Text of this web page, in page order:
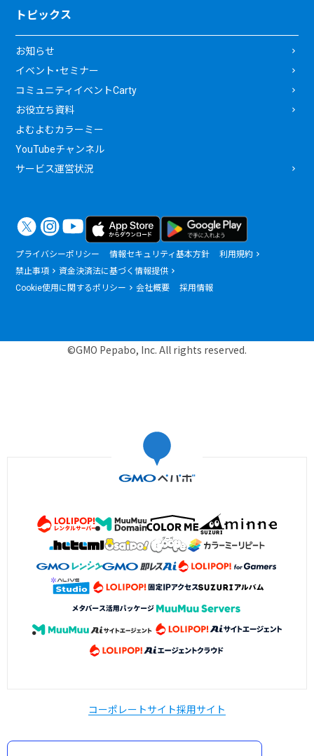
トピックス
お知らせ
イベント・セミナー
コミュニティイベントCarty
お役立ち資料
よむよむカラーミー
YouTubeチャンネル
サービス運営状況
プライバシーポリシー 情報セキュリティ基本方針
利用規約
禁止事項
資金決済法に基づく情報提供
Cookie使用に関するポリシー
会社概要 採用情報
©GMO Pepabo, Inc. All rights reserved.
コーポレートサイト採用サイト